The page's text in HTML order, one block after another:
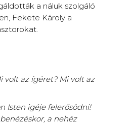
a náluk szolgáló
Fekete Károly a
volt az ígéret? Mi volt az
Isten igéje felerősödni!
a nehéz